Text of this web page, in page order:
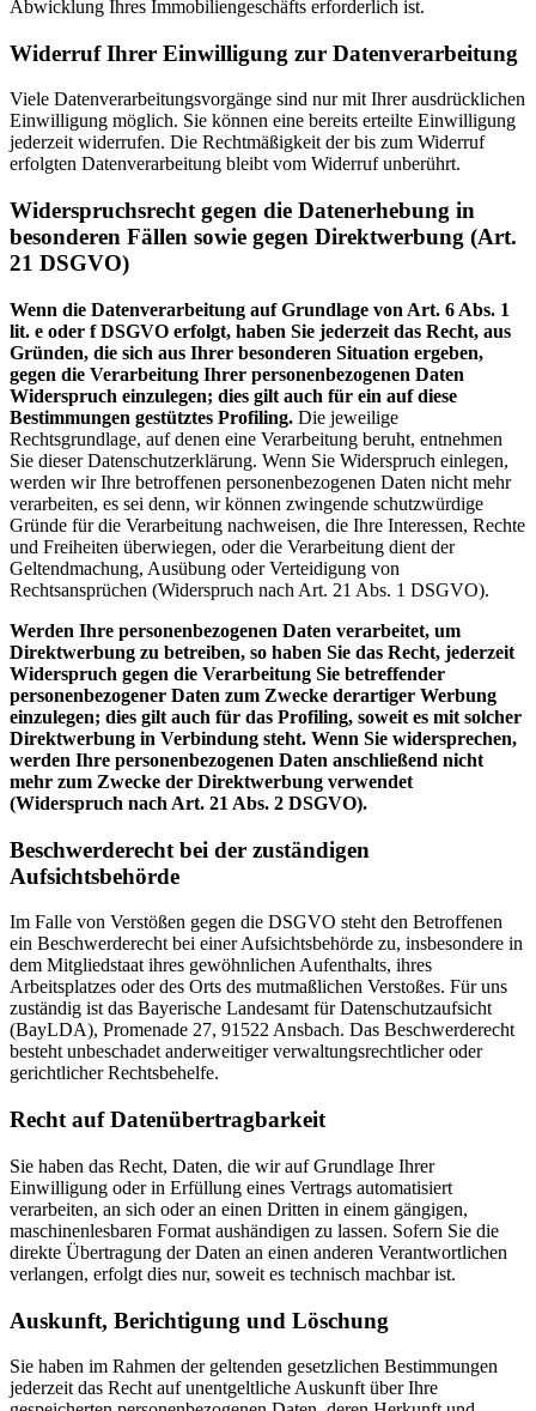
Abwicklung Ihres Immobiliengeschäfts erforderlich ist.
Widerruf Ihrer Einwilligung zur Datenverarbeitung
Viele Datenverarbeitungsvorgänge sind nur mit Ihrer ausdrücklichen
Einwilligung möglich. Sie können eine bereits erteilte Einwilligung
jederzeit widerrufen. Die Rechtmäßigkeit der bis zum Widerruf
erfolgten Datenverarbeitung bleibt vom Widerruf unberührt.
Widerspruchsrecht gegen die Datenerhebung in
besonderen Fällen sowie gegen Direktwerbung (Art.
21 DSGVO)
Wenn die Datenverarbeitung auf Grundlage von Art. 6 Abs. 1
lit. e oder f DSGVO erfolgt, haben Sie jederzeit das Recht, aus
Gründen, die sich aus Ihrer besonderen Situation ergeben,
gegen die Verarbeitung Ihrer personenbezogenen Daten
Widerspruch einzulegen; dies gilt auch für ein auf diese
Bestimmungen gestütztes Profiling. Die jeweilige
Rechtsgrundlage, auf denen eine Verarbeitung beruht, entnehmen
Sie dieser Datenschutzerklärung. Wenn Sie Widerspruch einlegen,
werden wir Ihre betroffenen personenbezogenen Daten nicht mehr
verarbeiten, es sei denn, wir können zwingende schutzwürdige
Gründe für die Verarbeitung nachweisen, die Ihre Interessen, Rechte
und Freiheiten überwiegen, oder die Verarbeitung dient der
Geltendmachung, Ausübung oder Verteidigung von
Rechtsansprüchen (Widerspruch nach Art. 21 Abs. 1 DSGVO).
Werden Ihre personenbezogenen Daten verarbeitet, um
Direktwerbung zu betreiben, so haben Sie das Recht, jederzeit
Widerspruch gegen die Verarbeitung Sie betreffender
personenbezogener Daten zum Zwecke derartiger Werbung
einzulegen; dies gilt auch für das Profiling, soweit es mit solcher
Direktwerbung in Verbindung steht. Wenn Sie widersprechen,
werden Ihre personenbezogenen Daten anschließend nicht
mehr zum Zwecke der Direktwerbung verwendet
(Widerspruch nach Art. 21 Abs. 2 DSGVO).
Beschwerderecht bei der zuständigen
Aufsichtsbehörde
Im Falle von Verstößen gegen die DSGVO steht den Betroffenen
ein Beschwerderecht bei einer Aufsichtsbehörde zu, insbesondere in
dem Mitgliedstaat ihres gewöhnlichen Aufenthalts, ihres
Arbeitsplatzes oder des Orts des mutmaßlichen Verstoßes. Für uns
zuständig ist das Bayerische Landesamt für Datenschutzaufsicht
(BayLDA), Promenade 27, 91522 Ansbach. Das Beschwerderecht
besteht unbeschadet anderweitiger verwaltungsrechtlicher oder
gerichtlicher Rechtsbehelfe.
Recht auf Datenübertragbarkeit
Sie haben das Recht, Daten, die wir auf Grundlage Ihrer
Einwilligung oder in Erfüllung eines Vertrags automatisiert
verarbeiten, an sich oder an einen Dritten in einem gängigen,
maschinenlesbaren Format aushändigen zu lassen. Sofern Sie die
direkte Übertragung der Daten an einen anderen Verantwortlichen
verlangen, erfolgt dies nur, soweit es technisch machbar ist.
Auskunft, Berichtigung und Löschung
Sie haben im Rahmen der geltenden gesetzlichen Bestimmungen
jederzeit das Recht auf unentgeltliche Auskunft über Ihre